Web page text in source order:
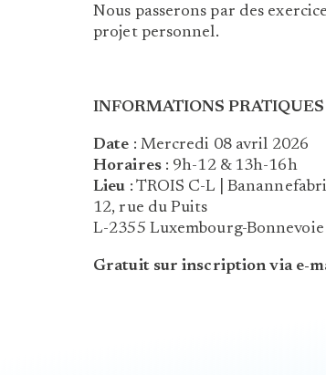
Nous passerons par des
projet personnel.
INFORMATIONS PRATIQUES
Date : Mercredi 08 avril 2026
Horaires: 9h-12 & 13h-16h
Lieu : TROIS C-L |
12, rue du Puits
L-2355 Luxembourg-Bonnevoie
Gratuit sur inscription via e-